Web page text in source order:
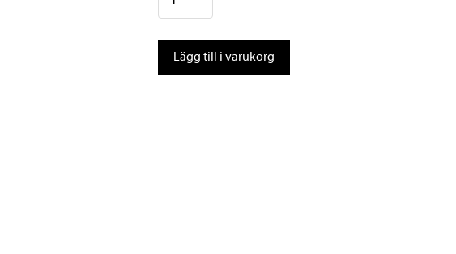
Tubklister
Aluminiumfälgar
Lägg till i varukorg